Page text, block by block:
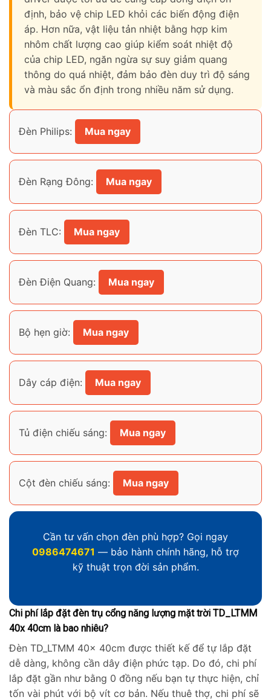
Skip
content
định, bảo vệ chip LED khỏi các biến động điện
áp. Hơn nữa, vật liệu tản nhiệt bằng hợp kim
nhôm chất lượng cao giúp kiểm soát nhiệt độ
của chip LED, ngăn ngừa sự suy giảm quang
thông do quá nhiệt, đảm bảo đèn duy trì độ sáng
và màu sắc ổn định trong nhiều năm sử dụng.
Đèn Philips: Mua ngay
Đèn Rạng Đông: Mua ngay
Đèn TLC: Mua ngay
Đèn Điện Quang: Mua ngay
Bộ hẹn giờ: Mua ngay
Dây cáp điện: Mua ngay
Tủ điện chiếu sáng: Mua ngay
Cột đèn chiếu sáng: Mua ngay
Cần tư vấn chọn đèn phù hợp? Gọi ngay
0986474671 — bảo hành chính hãng, hỗ trợ
kỹ thuật trọn đời sản phẩm.
Chi phí lắp đặt đèn trụ cổng năng lượng mặt trời TD_LTMM
40x 40cm là bao nhiêu?
Đèn TD_LTMM 40x 40cm được thiết kế để tự lắp đặt
dễ dàng, không cần dây điện phức tạp. Do đó, chi phí
lắp đặt gần như bằng 0 đồng nếu bạn tự thực hiện, chỉ
tốn vài phút với bộ vít cơ bản. Nếu thuê thợ, chi phí sẽ